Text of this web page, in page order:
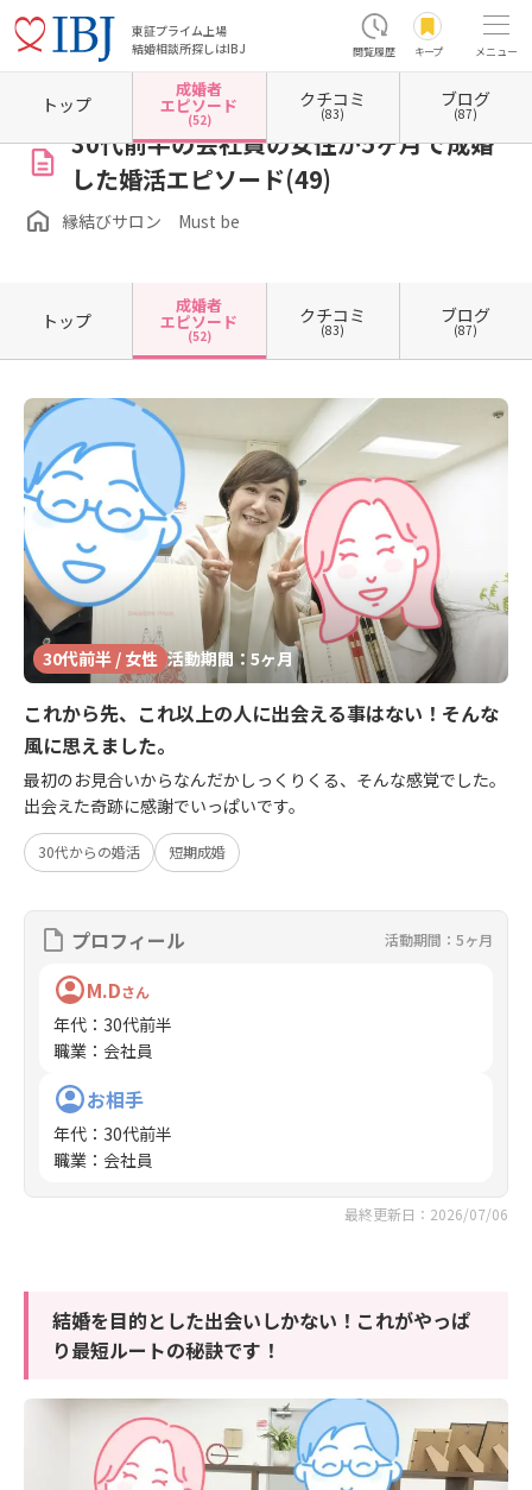
東証プライム上場
結婚相談所探しはIBJ
閲覧履歴 キープ メニュー
ホーム 兵庫県の結婚相談所 兵庫県西宮市 縁結びサロン Must be 成婚者エピソード
30代前半の会社員の女性が5ヶ月で成婚
した婚活エピソード(49)
縁結びサロン Must be
トップ
成婚者
エピソード
(52)
クチコミ
(83)
ブログ
(87)
トップ
成婚者
エピソード
(52)
クチコミ
(83)
ブログ
(87)
30代前半 / 女性 活動期間：5ヶ月
これから先、これ以上の人に出会える事はない！そんな
風に思えました。
最初のお見合いからなんだかしっくりくる、そんな感覚でした。
出会えた奇跡に感謝でいっぱいです。
30代からの婚活 短期成婚
プロフィール 活動期間：5ヶ月
M.Dさん
年代 ： 30代前半
職業 ： 会社員
お相手
年代 ： 30代前半
職業 ： 会社員
最終更新日：2026/07/06
結婚を目的とした出会いしかない！これがやっぱ
り最短ルートの秘訣です！